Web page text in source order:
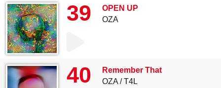
39
OPEN UP
OZA
40
Remember That
OZA
T4L